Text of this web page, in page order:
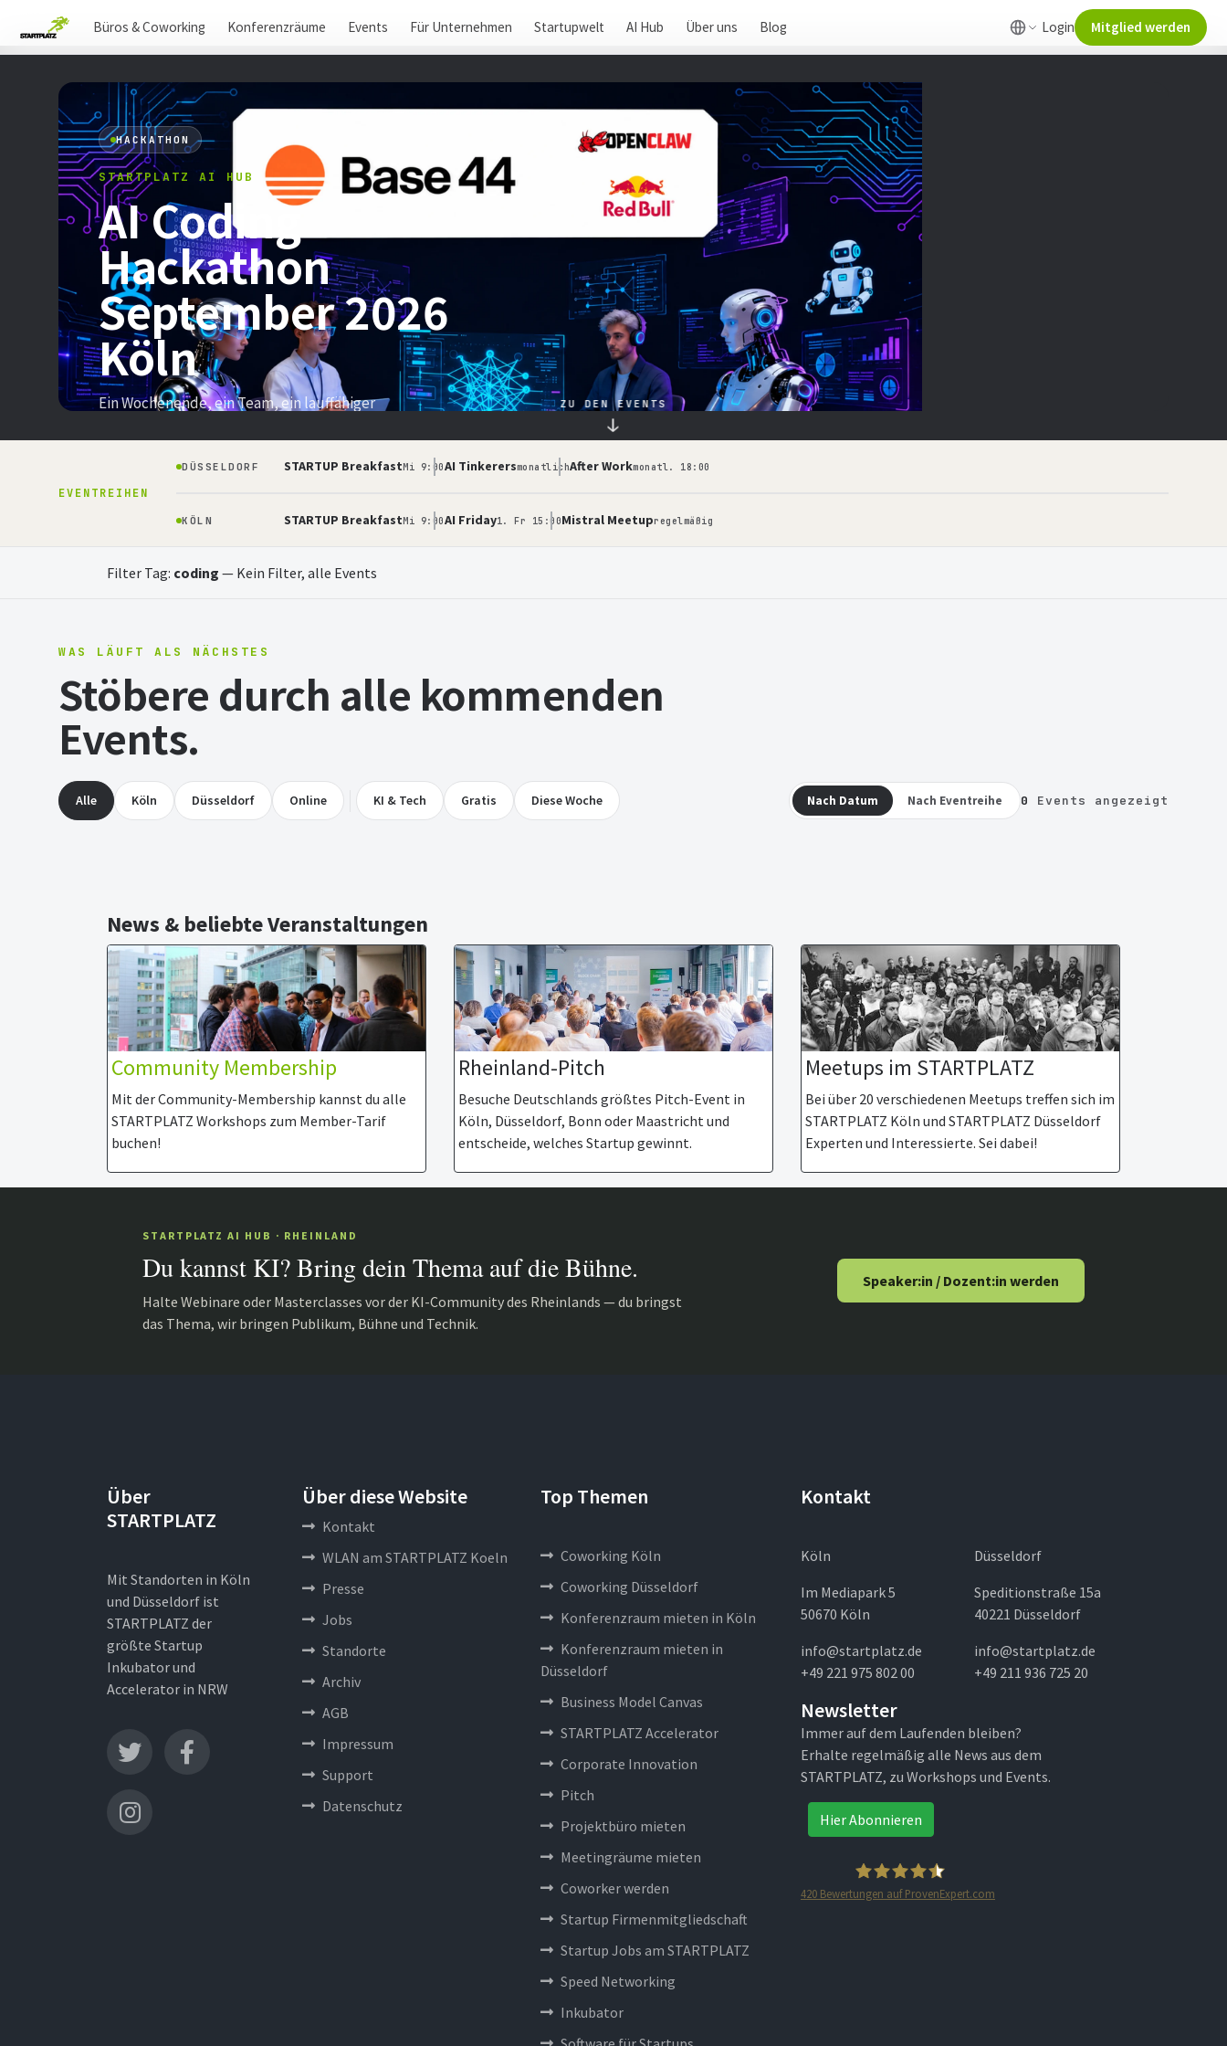
Büros & Coworking Konferenzräume Events Für Unternehmen Startupwelt AI Hub Über uns Blog Login Mitglied werden
HACKATHON
STARTPLATZ AI HUB
AI Coding
Hackathon
September 2026
Köln
Ein Wochenende, ein Team, ein lauffähiger
04.09.2026 16:30 STARTPLATZ Köln Eintritt frei
Jetzt anmelden Mehr erfahren
ZU DEN EVENTS
↓
EVENTREIHEN
DÜSSELDORF STARTUP BreakfastMi 9:00AI TinkerersmonatlichAfter Workmonatl. 18:00
KÖLN STARTUP BreakfastMi 9:00AI Friday1. Fr 15:00Mistral Meetupregelmäßig
Filter Tag: coding — Kein Filter, alle Events
WAS LÄUFT ALS NÄCHSTES
Stöbere durch alle kommenden
Events.
Alle Köln Düsseldorf Online KI & Tech Gratis Diese Woche Nach Datum Nach Eventreihe 0 Events angezeigt
News & beliebte Veranstaltungen
Community Membership
Mit der Community-Membership kannst du alle
STARTPLATZ Workshops zum Member-Tarif
buchen!
Rheinland-Pitch
Besuche Deutschlands größtes Pitch-Event in
Köln, Düsseldorf, Bonn oder Maastricht und
entscheide, welches Startup gewinnt.
Meetups im STARTPLATZ
Bei über 20 verschiedenen Meetups treffen sich im
STARTPLATZ Köln und STARTPLATZ Düsseldorf
Experten und Interessierte. Sei dabei!
STARTPLATZ AI HUB · RHEINLAND
Du kannst KI? Bring dein Thema auf die Bühne.
Halte Webinare oder Masterclasses vor der KI-Community des Rheinlands — du bringst
das Thema, wir bringen Publikum, Bühne und Technik.
Speaker:in / Dozent:in werden
Über
STARTPLATZ
Mit Standorten in Köln
und Düsseldorf ist
STARTPLATZ der
größte Startup
Inkubator und
Accelerator in NRW
Über diese Website
Kontakt
WLAN am STARTPLATZ Koeln
Presse
Jobs
Standorte
Archiv
AGB
Impressum
Support
Datenschutz
Top Themen
Coworking Köln
Coworking Düsseldorf
Konferenzraum mieten in Köln
Konferenzraum mieten in
Düsseldorf
Business Model Canvas
STARTPLATZ Accelerator
Corporate Innovation
Pitch
Projektbüro mieten
Meetingräume mieten
Coworker werden
Startup Firmenmitgliedschaft
Startup Jobs am STARTPLATZ
Speed Networking
Inkubator
Kontakt
Köln
Im Mediapark 5
50670 Köln
info@startplatz.de
+49 221 975 802 00
Düsseldorf
Speditionstraße 15a
40221 Düsseldorf
info@startplatz.de
+49 211 936 725 20
Newsletter
Immer auf dem Laufenden bleiben?
Erhalte regelmäßig alle News aus dem
STARTPLATZ, zu Workshops und Events.
Hier Abonnieren
420 Bewertungen auf ProvenExpert.com